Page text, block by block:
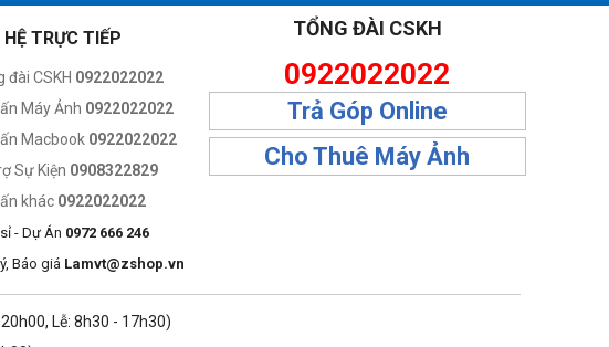
HỆ TRỰC TIẾP
đài CSKH 0922022022
Máy Ảnh 0922022022
Macbook 0922022022
Sự Kiện 0908322829
khác 0922022022
- Dự Án 0972 666 246
Báo giá Lamvt@zshop.vn
TỔNG ĐÀI CSKH
0922022022
Trả Góp Online
Cho Thuê Máy Ảnh
Lễ: 8h30 - 17h30)